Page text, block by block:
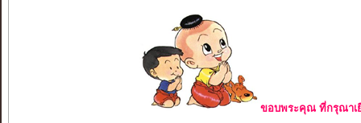
ขอบพระคุณ ที่กรุณาเ